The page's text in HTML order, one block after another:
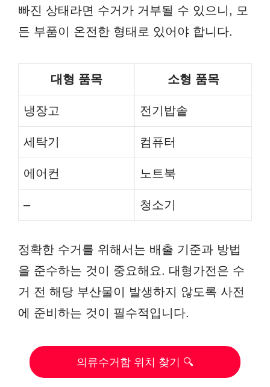
빠진 상태라면 수거가 거부될 수 있으니, 모
든 부품이 온전한 형태로 있어야 합니다.
대형 품목 소형 품목
냉장고 전기밥솥
세탁기 컴퓨터
에어컨 노트북
– 청소기
정확한 수거를 위해서는 배출 기준과 방법
을 준수하는 것이 중요해요. 대형가전은 수
거 전 해당 부산물이 발생하지 않도록 사전
에 준비하는 것이 필수적입니다.
의류수거함 위치 찾기 🔍